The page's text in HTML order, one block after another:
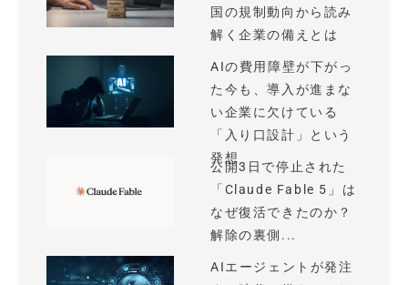
国の規制動向から読み
解く企業の備えとは
AIの費用障壁が下がっ
た今も、導入が進まな
い企業に欠けている
「入り口設計」という
発想
公開3日で停止された
「Claude Fable 5」は
なぜ復活できたのか？
解除の裏側...
AIエージェントが発注